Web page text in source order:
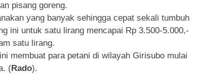
pisang goreng.
yang banyak sehingga cepat sekali tumbuh
ini untuk satu lirang mencapai Rp 3.500-5.000,-
satu lirang.
membuat para petani di wilayah Girisubo mulai
(Rado).